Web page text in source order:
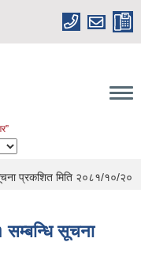
प्रकशित मिति २०८१/१०/२०
सूचना